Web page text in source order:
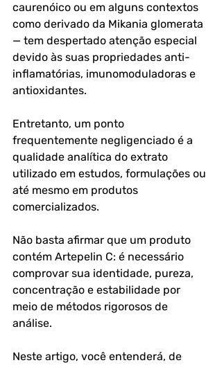
caurenóico ou em alguns contextos
como derivado da Mikania glomerata
— tem despertado atenção especial
devido às suas propriedades anti-
inflamatórias, imunomoduladoras e
antioxidantes.
Entretanto, um ponto
frequentemente negligenciado é a
qualidade analítica do extrato
utilizado em estudos, formulações ou
até mesmo em produtos
comercializados.
Não basta afirmar que um produto
contém Artepelin C: é necessário
comprovar sua identidade, pureza,
concentração e estabilidade por
meio de métodos rigorosos de
análise.
Neste artigo, você entenderá, de